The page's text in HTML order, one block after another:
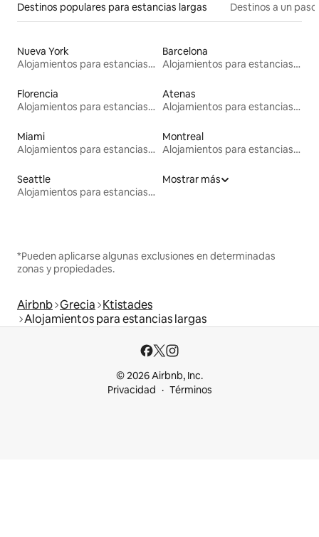
Destinos populares para estancias largas Destinos a un
Nueva York
Alojamientos para estancias largas
Barcelona
Alojamientos para estancias largas
Florencia
Alojamientos para estancias largas
Atenas
Alojamientos para estancias largas
Miami
Alojamientos para estancias largas
Montreal
Alojamientos para estancias largas
Seattle
Alojamientos para estancias largas
Mostrar más
*Pueden aplicarse algunas exclusiones en determinadas
zonas y propiedades.
Airbnb Grecia Ktistades
Alojamientos para estancias largas
© 2026 Airbnb, Inc.
Privacidad
Términos